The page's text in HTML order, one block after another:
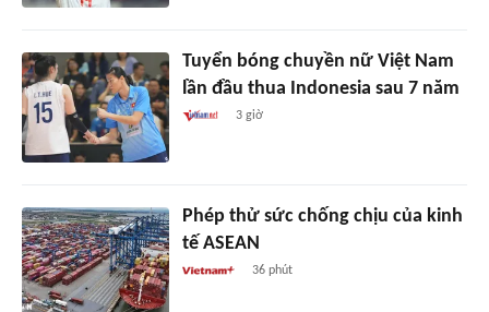
Tuyển bóng chuyền nữ Việt Nam
lần đầu thua Indonesia sau 7 năm
3 giờ
Phép thử sức chống chịu của kinh
tế ASEAN
36 phút